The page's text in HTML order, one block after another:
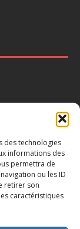
des technologies
informations des
permettra de
ou les ID
retirer son
caractéristiques